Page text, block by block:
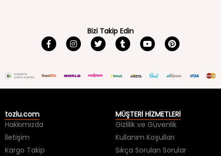
Bizi Takip Edin
tozlu.com
Hakkımızda
İletişim
Kargo Takip
MÜŞTERİ HİZMETLERİ
Gizlilik ve Güvenlik
Kullanım Koşulları
Sıkça Sorulan Sorular